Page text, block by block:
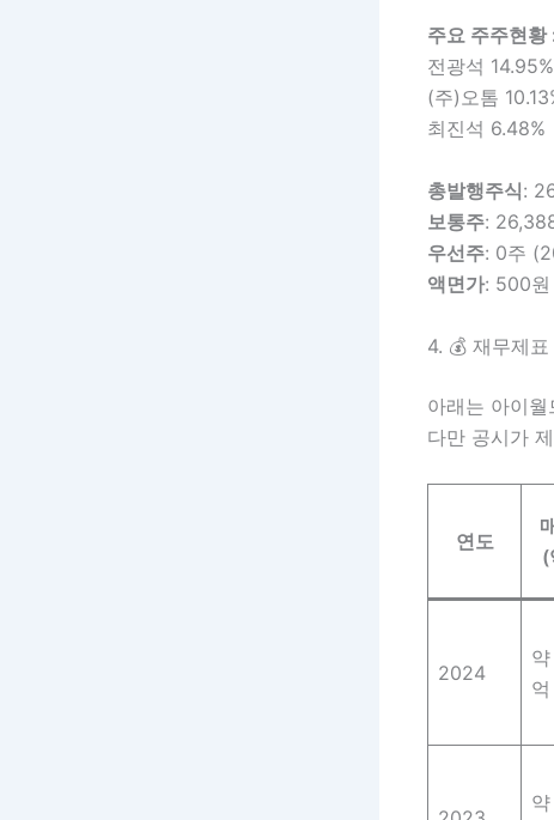
주요 주주현황
전광석 14.95%
(주)오톰
최진석 6.48%
총발행주식:
보통주:
우선주: 0주
액면가: 500
4. 💰 재무제표
아래는 아이
다만 공시가
연도
(
2024
억